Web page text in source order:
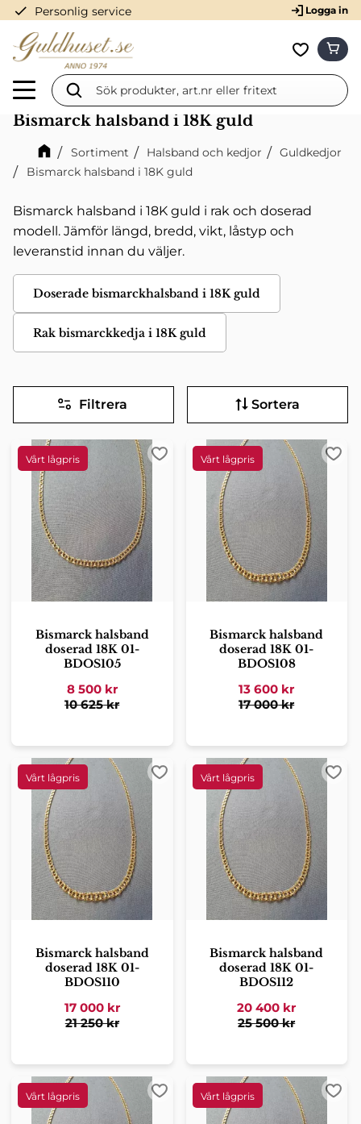
Meny
check Personlig service Logga in
Bismarck halsband i 18K guld
Sortiment Halsband och kedjor
Guldkedjor
Bismarck halsband i 18K guld
Bismarck halsband i 18K guld i rak och doserad
modell. Jämför längd, bredd, vikt, låstyp och
leveranstid innan du väljer.
Doserade bismarckhalsband i 18K guld
Rak bismarckkedja i 18K guld
Filtrera Sortera
Bismarck halsband
doserad 18K 01-
BDOS105
8 500kr
10 625kr
Lägg till i favoriter
Bismarck halsband
doserad 18K 01-
BDOS108
13 600 kr
17 000kr
Bismarck halsband
doserad 18K 01-
BDOS110
17 000kr
21 250kr
Lägg till i favoriter
Bismarck halsband
doserad 18K 01-
BDOS112
20 400 kr
25 500kr
Lägg till i favoriter